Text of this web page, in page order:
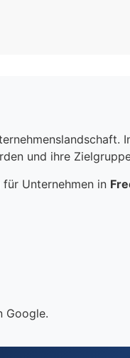
und ihre
Unternehmen in
Google.